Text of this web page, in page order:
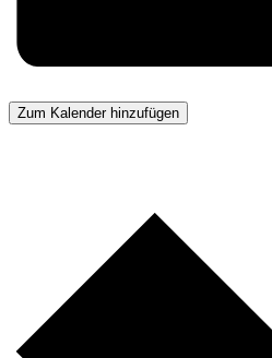
Zum Kalender hinzufügen